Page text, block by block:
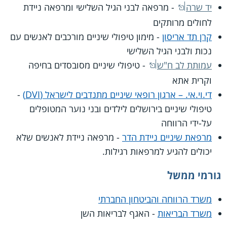
יד שרה
- מרפאה לבני הגיל השלישי ומרפאה ניידת
לחולים מרותקים
קרן תד אריסון - מימון טיפולי שיניים מורכבים לאנשים עם
נכות ולבני הגיל השלישי
עמותת לב ח"ש
- טיפולי שיניים מסובסדים בחיפה
וקרית אתא
די.וי.אי. – ארגון רופאי שיניים מתנדבים לישראל (DVI)
-
טיפולי שיניים בירושלים לילדים ובני נוער המטופלים
על-ידי הרווחה
מרפאת שיניים ניידת הדר - מרפאה ניידת לאנשים שלא
יכולים להגיע למרפאות רגילות.
גורמי ממשל
משרד הרווחה והביטחון החברתי
משרד הבריאות - האגף לבריאות השן